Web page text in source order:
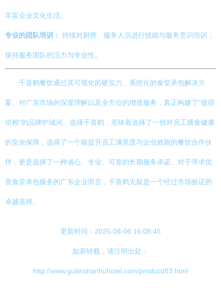
丰富企业文化生活。
专业的团队培训： 持续对厨师、服务人员进行技能与服务意识培训，
保持服务团队的活力与专业性。
千喜鹤餐饮通过其可视化的硬实力、系统化的食堂承包解决方
案、对广东市场的深度理解以及全方位的增值服务，真正构建了“值得
信赖”的品牌护城河。选择千喜鹤，意味着选择了一份对员工膳食健康
的安全保障，选择了一个能提升员工满意度与企业效能的餐饮合作伙
伴，更是选择了一种省心、专业、可靠的长期服务承诺。对于寻求优
质食堂承包服务的广东企业而言，千喜鹤无疑是一个经过市场验证的
卓越选择。
更新时间：2026-08-06 16:08:45
如若转载，请注明出处：
http://www.guilinshanhuhotel.com/product/83.html